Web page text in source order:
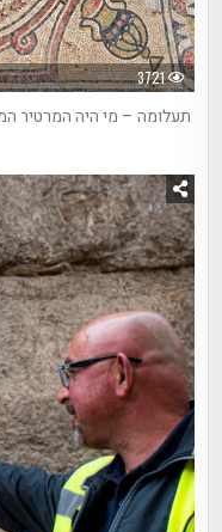
3721
תעלומה – מי היה המרטיר